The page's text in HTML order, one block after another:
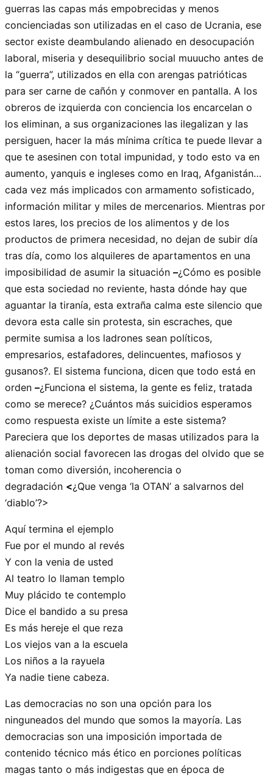
guerras las capas más empobrecidas y menos
concienciadas son utilizadas en el caso de Ucrania, ese
sector existe deambulando alienado en desocupación
laboral, miseria y desequilibrio social muuucho antes de
la “guerra”, utilizados en ella con arengas patrióticas
para ser carne de cañón y conmover en pantalla. A los
obreros de izquierda con conciencia los encarcelan o
los eliminan, a sus organizaciones las ilegalizan y las
persiguen, hacer la más mínima crítica te puede llevar a
que te asesinen con total impunidad, y todo esto va en
aumento, yanquis e ingleses como en Iraq, Afganistán…
cada vez más implicados con armamento sofisticado,
información militar y miles de mercenarios. Mientras por
estos lares, los precios de los alimentos y de los
productos de primera necesidad, no dejan de subir día
tras día, como los alquileres de apartamentos en una
imposibilidad de asumir la situación –¿Cómo es posible
que esta sociedad no reviente, hasta dónde hay que
aguantar la tiranía, esta extraña calma este silencio que
devora esta calle sin protesta, sin escraches, que
permite sumisa a los ladrones sean políticos,
empresarios, estafadores, delincuentes, mafiosos y
gusanos?. El sistema funciona, dicen que todo está en
orden –¿Funciona el sistema, la gente es feliz, tratada
como se merece? ¿Cuántos más suicidios esperamos
como respuesta existe un límite a este sistema?
Pareciera que los deportes de masas utilizados para la
alienación social favorecen las drogas del olvido que se
toman como diversión, incoherencia o
degradación <¿Que venga ‘la OTAN’ a salvarnos del
‘diablo’?>
Aquí termina el ejemplo
Fue por el mundo al revés
Y con la venia de usted
Al teatro lo llaman templo
Muy plácido te contemplo
Dice el bandido a su presa
Es más hereje el que reza
Los viejos van a la escuela
Los niños a la rayuela
Ya nadie tiene cabeza.
Las democracias no son una opción para los
ninguneados del mundo que somos la mayoría. Las
democracias son una imposición importada de
contenido técnico más ético en porciones políticas
magas tanto o más indigestas que en época de